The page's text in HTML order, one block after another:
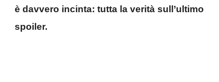
è davvero incinta: tutta la verità sull’ultimo
spoiler.